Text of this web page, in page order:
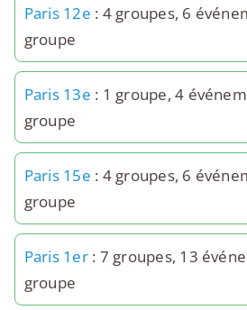
Paris 12e : 4 groupes, 6
groupe
Paris 13e : 1 groupe, 4
groupe
Paris 15e : 4 groupes, 6
groupe
Paris 1er: 7 groupes, 13
groupe